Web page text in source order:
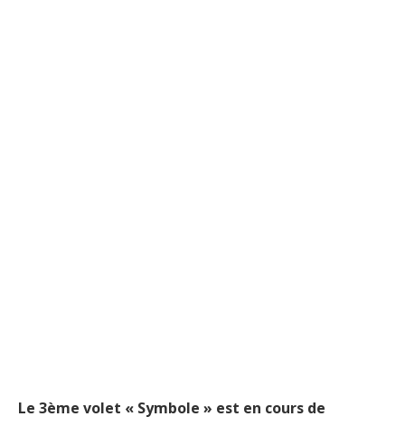
Le 3ème volet « Symbole » est en cours de